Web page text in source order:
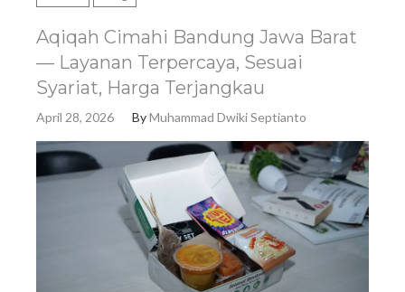
Aqiqah Cimahi Bandung Jawa Barat
— Layanan Terpercaya, Sesuai
Syariat, Harga Terjangkau
April 28, 2026 ByMuhammad Dwiki Septianto